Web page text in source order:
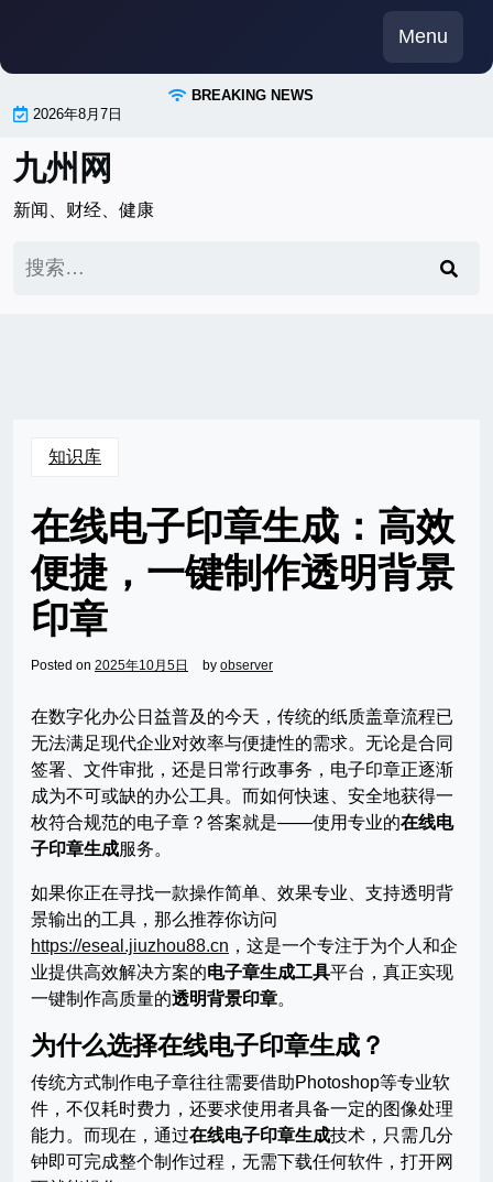
content
Menu
BREAKING NEWS
2026年8月7日
九州网
新闻、财经、健康
索：
知识库
在线电子印章生成：高效
便捷，一键制作透明背景
印章
Posted on 2025年10月5日 by observer
在数字化办公日益普及的今天，传统的纸质盖章流程已
无法满足现代企业对效率与便捷性的需求。无论是合同
签署、文件审批，还是日常行政事务，电子印章正逐渐
成为不可或缺的办公工具。而如何快速、安全地获得一
枚符合规范的电子章？答案就是——使用专业的在线电
子印章生成服务。
如果你正在寻找一款操作简单、效果专业、支持透明背
景输出的工具，那么推荐你访问
https://eseal.jiuzhou88.cn ，这是一个专注于为个人和企
业提供高效解决方案的电子章生成工具平台，真正实现
一键制作高质量的透明背景印章。
为什么选择在线电子印章生成？
传统方式制作电子章往往需要借助Photoshop等专业软
件，不仅耗时费力，还要求使用者具备一定的图像处理
能力。而现在，通过在线电子印章生成技术，只需几分
钟即可完成整个制作过程，无需下载任何软件，打开网